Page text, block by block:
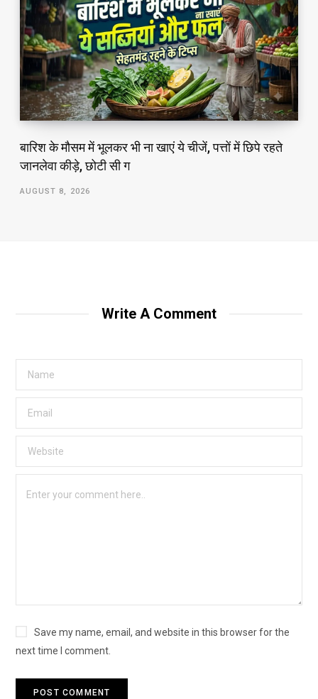
बारिश के मौसम में भूलकर भी ना खाएं ये चीजें, पत्तों में छिपे रहते
जानलेवा कीड़े, छोटी सी ग
AUGUST 8, 2026
Write A Comment
Save my name, email, and website in this browser for the
next time I comment.